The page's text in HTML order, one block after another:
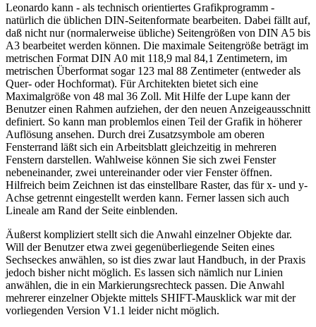
Leonardo kann - als technisch orientiertes Grafikprogramm -
natürlich die üblichen DIN-Seitenformate bearbeiten. Dabei fällt auf,
daß nicht nur (normalerweise übliche) Seitengrößen von DIN A5 bis
A3 bearbeitet werden können. Die maximale Seitengröße beträgt im
metrischen Format DIN A0 mit 118,9 mal 84,1 Zentimetern, im
metrischen Überformat sogar 123 mal 88 Zentimeter (entweder als
Quer- oder Hochformat). Für Architekten bietet sich eine
Maximalgröße von 48 mal 36 Zoll. Mit Hilfe der Lupe kann der
Benutzer einen Rahmen aufziehen, der den neuen Anzeigeausschnitt
definiert. So kann man problemlos einen Teil der Grafik in höherer
Auflösung ansehen. Durch drei Zusatzsymbole am oberen
Fensterrand läßt sich ein Arbeitsblatt gleichzeitig in mehreren
Fenstern darstellen. Wahlweise können Sie sich zwei Fenster
nebeneinander, zwei untereinander oder vier Fenster öffnen.
Hilfreich beim Zeichnen ist das einstellbare Raster, das für x- und y-
Achse getrennt eingestellt werden kann. Ferner lassen sich auch
Lineale am Rand der Seite einblenden.
Äußerst kompliziert stellt sich die Anwahl einzelner Objekte dar.
Will der Benutzer etwa zwei gegenüberliegende Seiten eines
Sechseckes anwählen, so ist dies zwar laut Handbuch, in der Praxis
jedoch bisher nicht möglich. Es lassen sich nämlich nur Linien
anwählen, die in ein Markierungsrechteck passen. Die Anwahl
mehrerer einzelner Objekte mittels SHIFT-Mausklick war mit der
vorliegenden Version V1.1 leider nicht möglich.